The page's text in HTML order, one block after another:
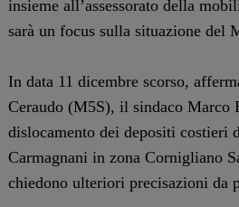
insieme all’assessorato della
sarà un focus sulla situazione del
In data 11 dicembre scorso,
Ceraudo (M5S), il sindaco Marco
dislocamento dei depositi costieri
Carmagnani in zona Cornigliano
chiedono ulteriori precisazioni da